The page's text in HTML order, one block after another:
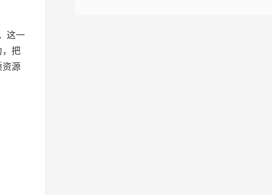
这一
，把
资源